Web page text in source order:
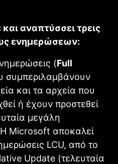
αναπτύσσει τρεις
ενημερώσεων:
(Full
συμπεριλαμβάνουν
και τα αρχεία που
ή έχουν προστεθεί
μεγάλη
Microsoft αποκαλεί
LCU, από το
Update (τελευταία